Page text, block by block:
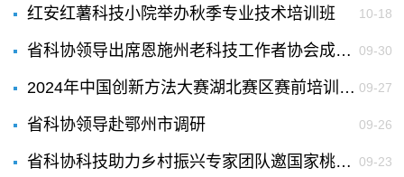
红安红薯科技小院举办秋季专业技术培训班 10-18
省科协领导出席恩施州老科技工作者协会成立暨第一次会员大会 09-30
2024年中国创新方法大赛湖北赛区赛前培训在武汉举行 09-27
省科协领导赴鄂州市调研 09-26
省科协科技助力乡村振兴专家团队邀国家桃体系专家赴长阳县指导小水果产业发展 09-23